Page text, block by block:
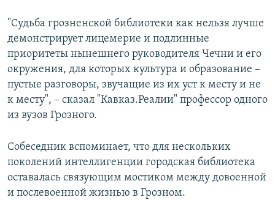
"Судьба грозненской библиотеки как нельзя лучше
демонстрирует лицемерие и подлинные
приоритеты нынешнего руководителя Чечни и его
окружения, для которых культура и образование –
пустые разговоры, звучащие из их уст к месту и не
к месту", – сказал "Кавказ.Реалии" профессор одного
из вузов Грозного.
Собеседник вспоминает, что для нескольких
поколений интеллигенции городская библиотека
оставалась связующим мостиком между довоенной
и послевоенной жизнью в Грозном.